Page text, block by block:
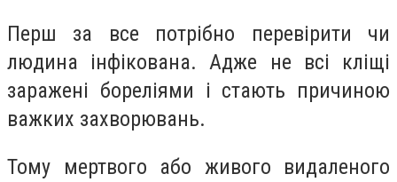
Перш за все потрібно перевірити чи
людина інфікована. Адже не всі кліщі
заражені бореліями і стають причиною
важких захворювань.
Тому мертвого або живого видаленого